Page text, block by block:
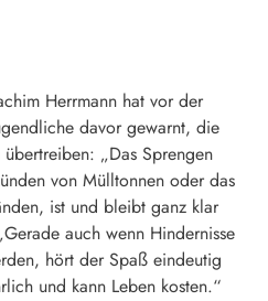
Herrmann hat vor der
davor gewarnt, die
„Das Sprengen
von Mülltonnen oder das
ist und bleibt ganz klar
auch wenn Hindernisse
hört der Spaß eindeutig
und kann Leben kosten.“